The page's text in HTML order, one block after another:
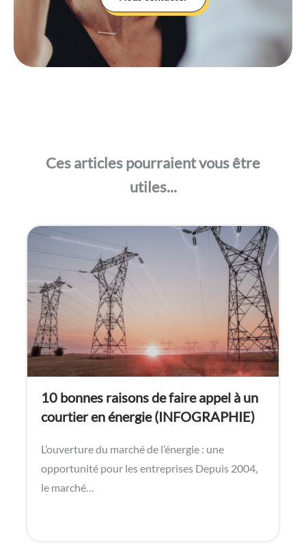
Ces articles pourraient vous être
utiles...
10 bonnes raisons de faire appel à un
courtier en énergie (INFOGRAPHIE)
L’ouverture du marché de l’énergie : une
opportunité pour les entreprises Depuis 2004,
le marché…